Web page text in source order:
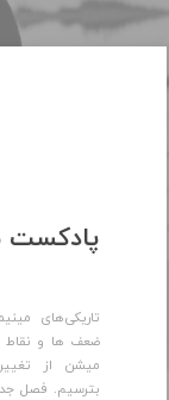
​پادکست
تاریکی‌های
ضعف ها و نقاط
میشن از
بترسیم. فصل